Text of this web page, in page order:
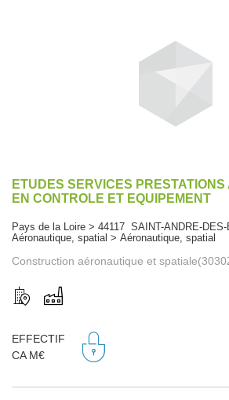
ETUDES SERVICES
EN CONTROLE ET EQUIPEMENT
Pays de la Loire > 44117 SAINT-ANDRE-DES-
Aéronautique, spatial > Aéronautique, spatial
Construction aéronautique et
EFFECTIF
CA M€